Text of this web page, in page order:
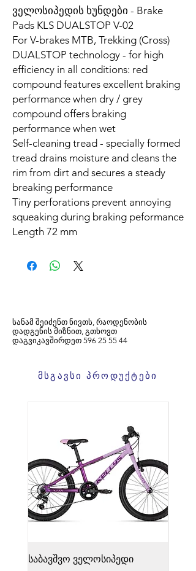
ველოსიპედის ხუნდები - Brake
Pads KLS DUALSTOP V-02
For V-brakes MTB, Trekking (Cross)
DUALSTOP technology - for high
efficiency in all conditions: red
compound features excellent braking
performance when dry / grey
compound offers braking
performance when wet
Self-cleaning tread - specially formed
tread drains moisture and cleans the
rim from dirt and secures a steady
breaking performance
Tiny perforations prevent annoying
squeaking during braking peformance
Length 72 mm
სანამ შეიძენთ ნივთს, რაოდენობის
დადგენის მიზნით, გთხოვთ
დაგვიკავშირდეთ 596 25 55 44
მსგავსი პროდუქტები
საბავშვო ველოსიპედი